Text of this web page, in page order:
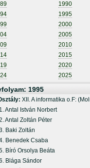
1990
1995
2000
2005
2010
2015
2020
2025
1995
XII. A informatika o.F:
Antal István Norbert
Antal Zoltán Péter
Baki Zoltán
Benedek Csaba
Bíró Orsolya Beáta
Blága Sándor